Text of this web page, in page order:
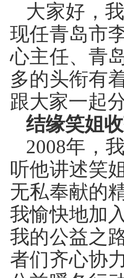
大家好，
现任青岛市
心主任、青
多的头衔有
跟大家一起
结缘笑姐
2008年，
听他讲述笑
无私奉献的
我愉快地加
我的公益之
者们齐心协